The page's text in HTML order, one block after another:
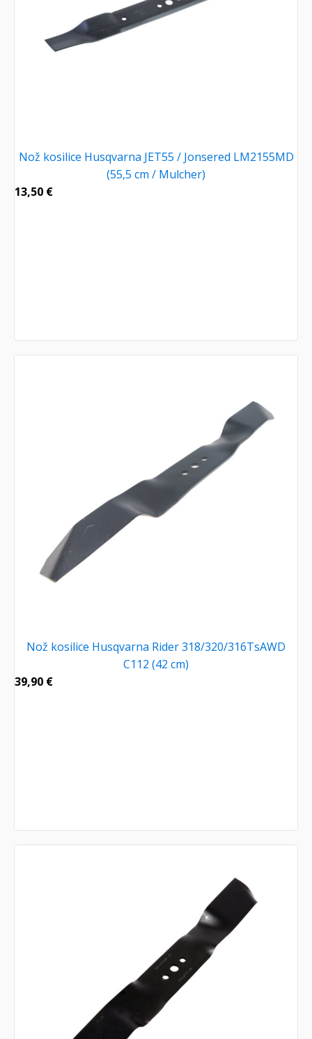
Nož kosilice Husqvarna JET55 / Jonsered LM2155MD
(55,5 cm / Mulcher)
13,50 €
Nož kosilice Husqvarna Rider 318/320/316TsAWD
C112 (42 cm)
39,90 €